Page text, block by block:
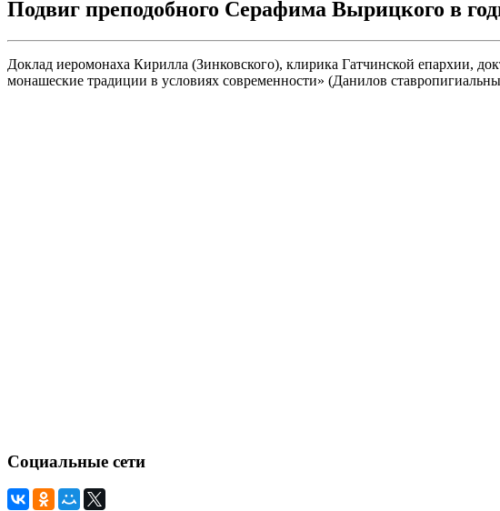
Подвиг преподобного Серафима Вырицкого в
Доклад иеромонаха Кирилла (Зинковского), клирика Гатчинской епархии,
монашеские традиции в условиях современности» (Данилов
Социальные сети